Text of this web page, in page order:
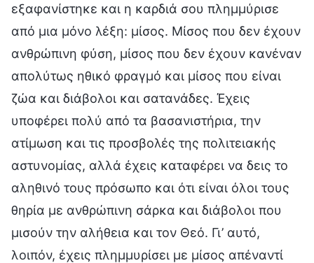
εξαφανίστηκε και η καρδιά σου πλημμύρισε
από μια μόνο λέξη: μίσος. Μίσος που δεν έχουν
ανθρώπινη φύση, μίσος που δεν έχουν κανέναν
απολύτως ηθικό φραγμό και μίσος που είναι
ζώα και διάβολοι και σατανάδες. Έχεις
υποφέρει πολύ από τα βασανιστήρια, την
ατίμωση και τις προσβολές της πολιτειακής
αστυνομίας, αλλά έχεις καταφέρει να δεις το
αληθινό τους πρόσωπο και ότι είναι όλοι τους
θηρία με ανθρώπινη σάρκα και διάβολοι που
μισούν την αλήθεια και τον Θεό. Γι’ αυτό,
λοιπόν, έχεις πλημμυρίσει με μίσος απέναντί